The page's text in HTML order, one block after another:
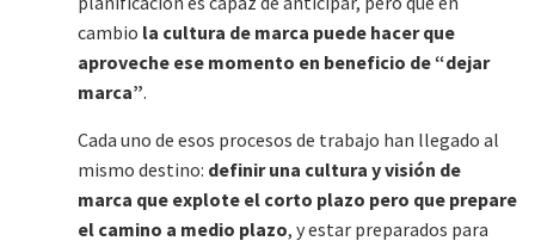
cambio la cultura de marca puede hacer que
aproveche ese momento en beneficio de “dejar
marca”.
Cada uno de esos procesos de trabajo han llegado al
mismo destino: definir una cultura y visión de
marca que explote el corto plazo pero que prepare
el camino a medio plazo, y estar preparados para